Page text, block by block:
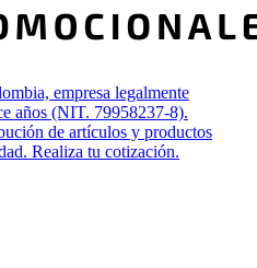
empresa legalmente
años (NIT. 79958237-8).
de artículos y productos
Realiza tu cotización.